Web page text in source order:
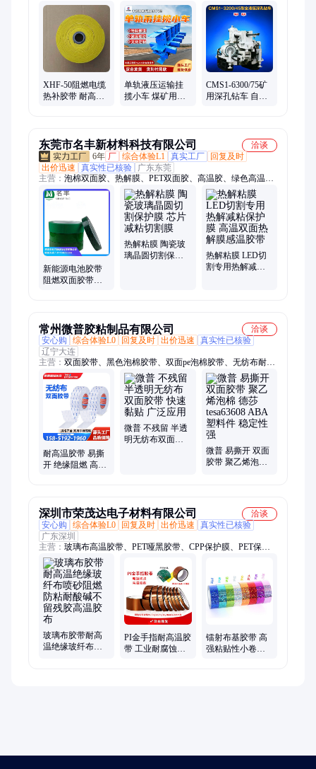
器仪表、路面机械、工程机械、智能制造
XHF-50阻燃电缆
热补胶带 耐高温
单轨液压运输挂
揽小车 煤矿用液
CMS1-6300/75矿
用深孔钻车 自动
东莞市名丰新材料科技有限公司
洽谈
6年 厂 综合体验L1 真实工厂
回复及时
出价迅速
真实性已核验
广东东莞
主营： 泡棉双面胶、热解膜、PET双面胶、高温胶、绿色高温
胶、高温发泡热解保护膜、高温热解发泡减粘膜、防火陶瓷化硅
胶带、陶瓷化耐火硅橡胶带、专业胶带模切加工、海绵胶带模切
定制、UV减粘膜、保护膜、导热双面胶、模切、超薄蓝色热解
粘膜、双面热失粘热解膜、紫外失粘热解粘膜、加热失粘热减粘
膜、感温胶膜、灵敏变色感温膜、高灵敏度感温膜、高粘双面胶
模切、强力泡棉胶模切、双面胶模切
新能源电池胶带
阻燃双面胶带耐
热解粘膜 陶瓷玻
璃晶圆切割保护
热解粘膜 LED切
割专用热解减粘
常州微普胶粘制品有限公司
洽谈
安心购
综合体验L0 回复及时 出价迅速
真实性已核验
辽宁大连
主营： 双面胶带、黑色泡棉胶带、双面pe泡棉胶带、无纺布耐温
胶带、半透明无纺布
耐高温胶带 易撕
开 绝缘阻燃 高粘
微普 不残留 半透
明无纺布双面胶
微普 易撕开 双面
胶带 聚乙烯泡棉
深圳市荣茂达电子材料有限公司
洽谈
安心购
综合体验L0 回复及时 出价迅速
真实性已核验
广东深圳
主营： 玻璃布高温胶带、PET哑黑胶带、CPP保护膜、PET保护
膜、PET预涂膜
玻璃布胶带耐高
温绝缘玻纤布喷
PI金手指耐高温胶
带 工业耐腐蚀不
镭射布基胶带 高
强粘贴性小卷胶